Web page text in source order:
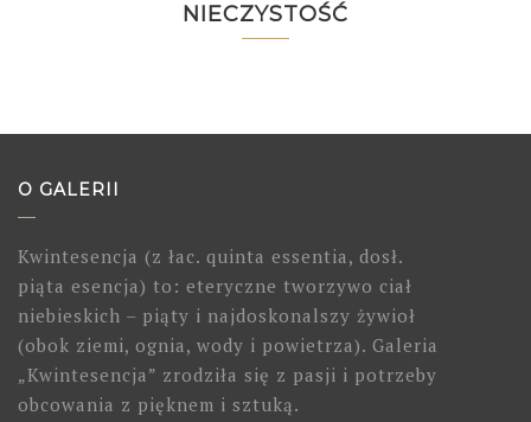
NIECZYSTOŚĆ
O GALERII
Kwintesencja (z łac. quinta essentia, dosł.
piąta esencja) to: eteryczne tworzywo ciał
niebieskich – piąty i najdoskonalszy żywioł
(obok ziemi, ognia, wody i powietrza). Galeria
„Kwintesencja” zrodziła się z pasji i potrzeby
obcowania z pięknem i sztuką.